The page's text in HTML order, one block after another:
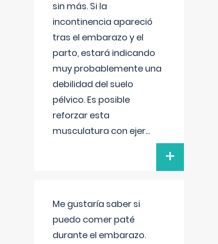
sin más. Si la
incontinencia apareció
tras el embarazo y el
parto, estará indicando
muy probablemente una
debilidad del suelo
pélvico. Es posible
reforzar esta
musculatura con ejer...
+
Me gustaría saber si
puedo comer paté
durante el embarazo.